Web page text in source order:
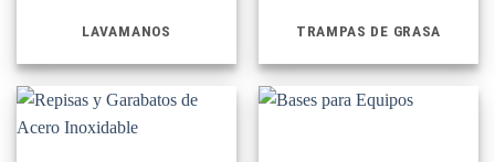
LAVAMANOS TRAMPAS DE GRASA